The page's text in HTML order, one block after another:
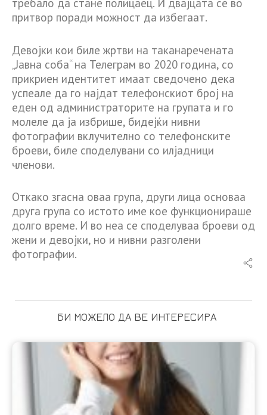
требало да стане полицаец. И двајцата се во
притвор поради можност да избегаат.
Девојки кои биле жртви на таканаречената
„Јавна соба“ на Телеграм во 2020 година, со
прикриен идентитет имаат сведочено дека
успеале да го најдат телефонскиот број на
еден од администраторите на групата и го
молеле да ја избрише, бидејќи нивни
фотографии вклучително со телефонските
броеви, биле споделувани со илјадници
членови.
Откако згасна оваа група, други лица основаа
друга група со истото име кое функционираше
долго време. И во неа се споделуваа броеви од
жени и девојки, но и нивни разголени
фотографии.
БИ МОЖЕЛО ДА ВЕ ИНТЕРЕСИРА